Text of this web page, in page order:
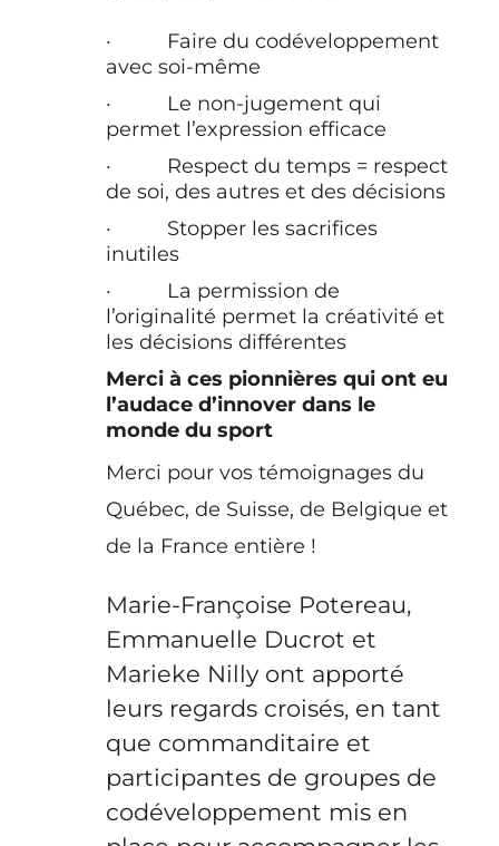
· Faire du codéveloppement
avec soi-même
· Le non-jugement qui
permet l’expression efficace
· Respect du temps = respect
de soi, des autres et des décisions
· Stopper les sacrifices
inutiles
· La permission de
l’originalité permet la créativité et
les décisions différentes
Merci à ces pionnières qui ont eu
l’audace d’innover dans le
monde du sport
Merci pour vos témoignages du
Québec, de Suisse, de Belgique et
de la France entière !
Marie-Françoise Potereau,
Emmanuelle Ducrot et
Marieke Nilly ont apporté
leurs regards croisés, en tant
que commanditaire et
participantes de groupes de
codéveloppement mis en